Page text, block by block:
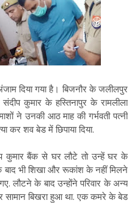
दिया गया है। बिजनौर के जलीलपुर
कुमार के हस्तिनापुर के रामलीला
ने उनकी आठ माह की गर्भवती पत्नी
शव बेड में छिपाया दिया.
कुमार बैंक से घर लौटे तो उन्हें घर के
बाद भी शिखा और रूकांश के नहीं मिलने
लौटने के बाद उन्होंने परिवार के अन्य
सामान बिखरा हुआ था. एक कमरे के बेड